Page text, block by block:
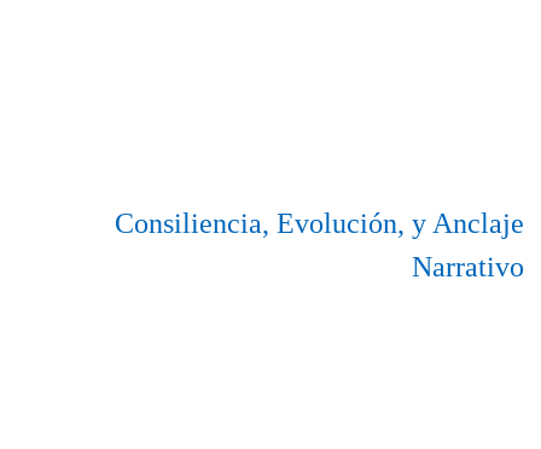
Consiliencia, Evolución, y Anclaje
Narrativo